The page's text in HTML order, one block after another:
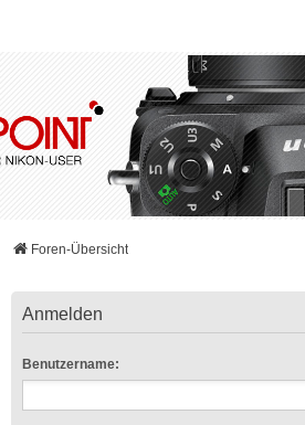
Foren-Übersicht
Anmelden
Benutzername: